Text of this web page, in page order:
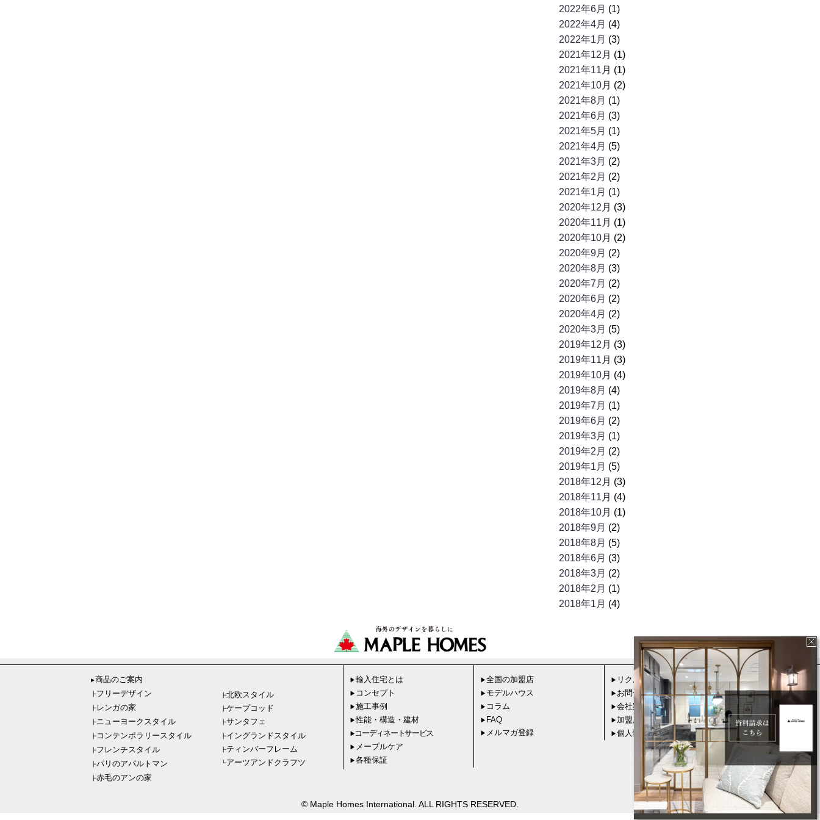
2022年6月 (1)
2022年4月 (4)
2022年1月 (3)
2021年12月 (1)
2021年11月 (1)
2021年10月 (2)
2021年8月 (1)
2021年6月 (3)
2021年5月 (1)
2021年4月 (5)
2021年3月 (2)
2021年2月 (2)
2021年1月 (1)
2020年12月 (3)
2020年11月 (1)
2020年10月 (2)
2020年9月 (2)
2020年8月 (3)
2020年7月 (2)
2020年6月 (2)
2020年4月 (2)
2020年3月 (5)
2019年12月 (3)
2019年11月 (3)
2019年10月 (4)
2019年8月 (4)
2019年7月 (1)
2019年6月 (2)
2019年3月 (1)
2019年2月 (2)
2019年1月 (5)
2018年12月 (3)
2018年11月 (4)
2018年10月 (1)
2018年9月 (2)
2018年8月 (5)
2018年6月 (3)
2018年3月 (2)
2018年2月 (1)
2018年1月 (4)
▼商品のご案内
┣フリーデザイン
┣レンガの家
┣ニューヨークスタイル
┣コンテンポラリースタイル
┣フレンチスタイル
┣パリのアパルトマン
┣赤毛のアンの家
┣北欧スタイル
┣ケープコッド
┣サンタフェ
┣イングランドスタイル
┣ティンバーフレーム
┗アーツアンドクラフツ
▶輸入住宅とは
▶ コンセプト
▶施工事例
▶性能・構造・建材
▶コーディネートサービス
▶ メープルケア
▶各種保証
▶全国の加盟店
▶ モデルハウス
▶ コラム
▶ FAQ
▶ メルマガ登録
▶ リクルート
▶ お問合せ
▶会社案内
▶ 加盟店募集
▶個人情報保護方針
© Maple Homes International. ALL RIGHTS RESERVED.